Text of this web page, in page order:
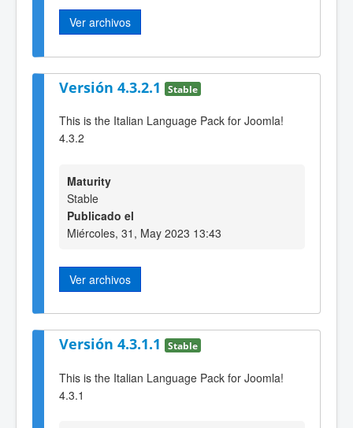
Ver archivos
Versión 4.3.2.1 Stable
This is the Italian Language Pack for Joomla!
4.3.2
Maturity
Stable
Publicado el
Miércoles, 31, May 2023 13:43
Ver archivos
Versión 4.3.1.1 Stable
This is the Italian Language Pack for Joomla!
4.3.1